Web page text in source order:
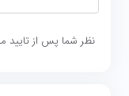
نظر شما پس از